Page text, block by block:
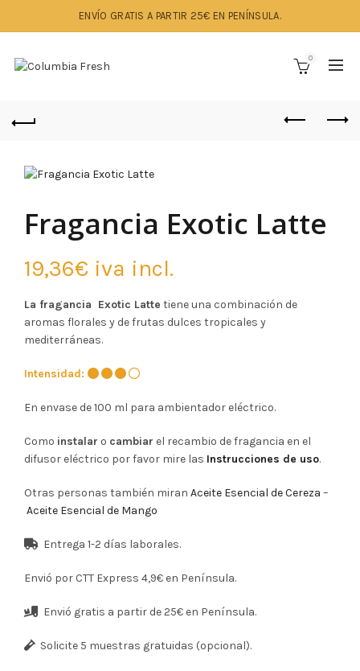
ENVÍO GRATIS A PARTIR 25€ EN PENÍNSULA.
0
Fragancia Exotic Latte
19,36€ iva incl.
La fragancia Exotic Latte tiene una combinación de
aromas florales y de frutas dulces tropicales y
mediterráneas.
Intensidad:
En envase de 100 ml para ambientador eléctrico.
Como instalar o cambiar el recambio de fragancia en el
difusor eléctrico por favor mire las Instrucciones de uso.
Otras personas también miran Aceite Esencial de Cereza –
Aceite Esencial de Mango
Entrega 1-2 días laborales.
Envió por CTT Express 4,9€ en Península.
Envió gratis a partir de 25€ en Península.
Solicite 5 muestras gratuidas (opcional).